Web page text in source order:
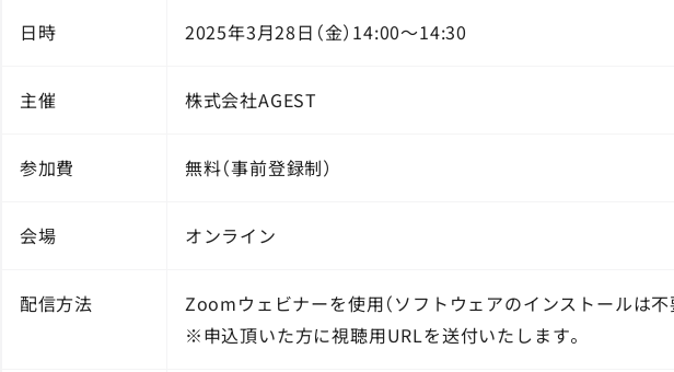
日時 2025年3月28日（金）14:00～14:30
主催 株式会社AGEST
参加費 無料（事前登録制）
会場 オンライン
配信方法
Zoomウェビナーを使用（ソフトウェアのインストールは不
※申込頂いた方に視聴用URLを送付いたします。